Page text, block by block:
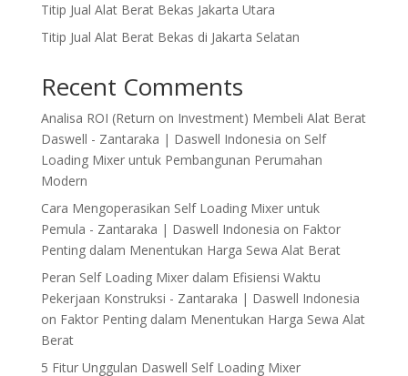
Titip Jual Alat Berat Bekas Jakarta Utara
Titip Jual Alat Berat Bekas di Jakarta Selatan
Recent Comments
Analisa ROI (Return on Investment) Membeli Alat Berat
Daswell - Zantaraka | Daswell Indonesia on Self
Loading Mixer untuk Pembangunan Perumahan
Modern
Cara Mengoperasikan Self Loading Mixer untuk
Pemula - Zantaraka | Daswell Indonesia on Faktor
Penting dalam Menentukan Harga Sewa Alat Berat
Peran Self Loading Mixer dalam Efisiensi Waktu
Pekerjaan Konstruksi - Zantaraka | Daswell Indonesia
on Faktor Penting dalam Menentukan Harga Sewa Alat
Berat
5 Fitur Unggulan Daswell Self Loading Mixer